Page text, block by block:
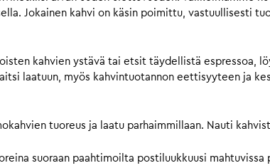
Jokainen kahvi on käsin poimittu, vastuullisesti
kahvien ystävä tai etsit täydellistä espressoa,
laatuun, myös kahvintuotannon eettisyyteen ja
tuoreus ja laatu parhaimmillaan. Nauti
suoraan paahtimoilta postiluukkuusi